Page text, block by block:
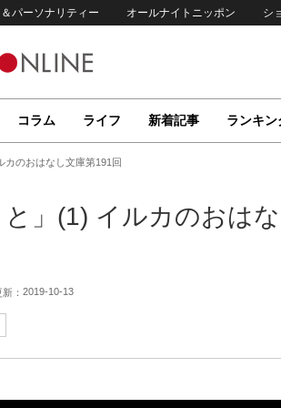
パーソナリティー オールナイトニッポン シ
コラム ライフ 新着記事 ランキン
カのおはなし文庫第191回
と」(1) イルカのおは
： 2019-10-13